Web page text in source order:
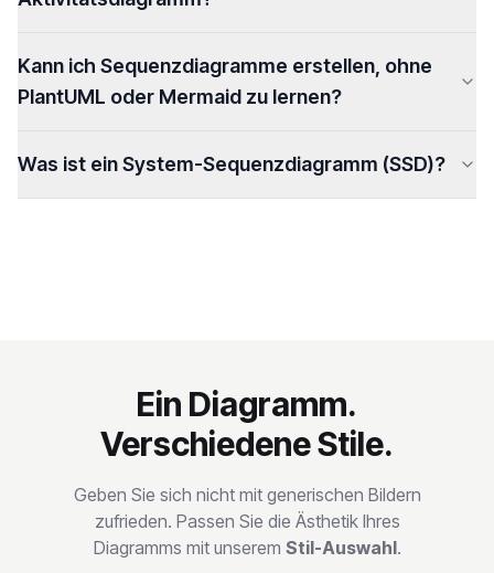
Kann ich Sequenzdiagramme erstellen, ohne
PlantUML oder Mermaid zu lernen?
Was ist ein System-Sequenzdiagramm (SSD)?
Ein Diagramm.
Verschiedene Stile.
Geben Sie sich nicht mit generischen Bildern
zufrieden. Passen Sie die Ästhetik Ihres
Diagramms mit unserem Stil-Auswahl.